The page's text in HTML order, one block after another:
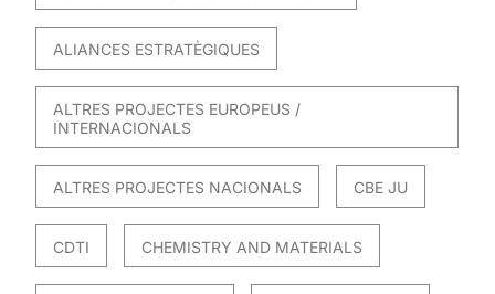
ALIANCES ESTRATÈGIQUES
ALTRES PROJECTES EUROPEUS /
INTERNACIONALS
ALTRES PROJECTES NACIONALS CBE JU
CDTI CHEMISTRY AND MATERIALS